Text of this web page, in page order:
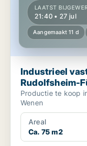
LAATST
21:40 • 27 jul
Aangemaakt 11 d
Industrieel
Rudolfsheim-
Productie te koop
Wenen
Areal
Ca. 75 m2